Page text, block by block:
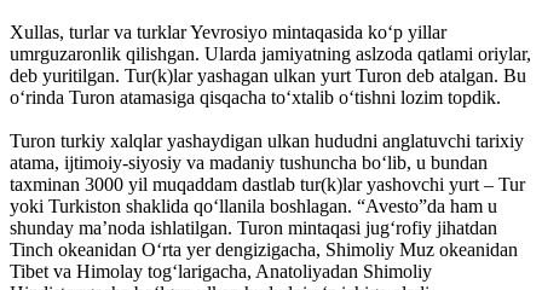
Xullas, turlar va turklar Yevrosiyo mintaqasida ko‘p yillar
umrguzaronlik qilishgan. Ularda jamiyatning aslzoda qatlami oriylar,
deb yuritilgan. Tur(k)lar yashagan ulkan yurt Turon deb atalgan. Bu
o‘rinda Turon atamasiga qisqacha to‘xtalib o‘tishni lozim topdik.
Turon turkiy xalqlar yashaydigan ulkan hududni anglatuvchi tarixiy
atama, ijtimoiy-siyosiy va madaniy tushuncha bo‘lib, u bundan
taxminan 3000 yil muqaddam dastlab tur(k)lar yashovchi yurt – Tur
yoki Turkiston shaklida qo‘llanila boshlagan. “Avesto”da ham u
shunday ma’noda ishlatilgan. Turon mintaqasi jug‘rofiy jihatdan
Tinch okeanidan O‘rta yer dengizigacha, Shimoliy Muz okeanidan
Tibet va Himolay tog‘larigacha, Anatoliyadan Shimoliy